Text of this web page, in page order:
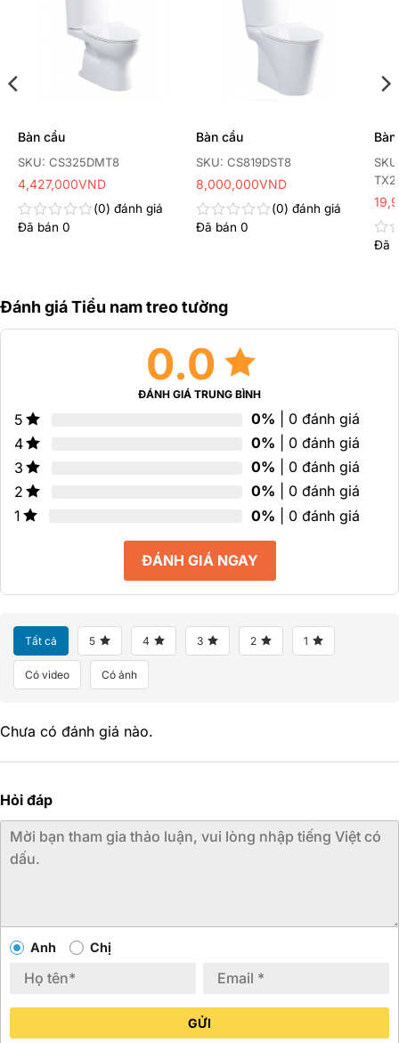
SKU: CS325DMT8
Bàn cầu
Được
sao
0
đánh giá
Đã bán 0
4,427,000VND
SKU: CS819DST8
Bàn cầu
Được
sao
0
đánh giá
Đã bán 0
8,000,000VND
Đã
Đánh giá Tiểu nam treo tường
0.0
ĐÁNH GIÁ TRUNG BÌNH
5 0% | 0 đánh giá
4
0% | 0 đánh giá
3
0% | 0 đánh giá
2
0% | 0 đánh giá
1
0% | 0 đánh giá
ĐÁNH GIÁ NGAY
Tất cả 5 4 3 2 1
Có video Có ảnh
Chưa có đánh giá nào.
Hỏi đáp
Anh Chị
GỬI